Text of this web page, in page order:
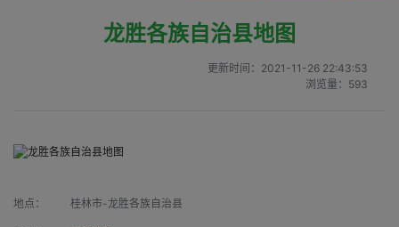
龙胜各族自治县地图
更新时间： 2021-11-26 22:43:53
浏览量： 593
地点： 桂林市-龙胜各族自治县